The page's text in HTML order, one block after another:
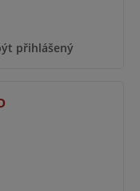
přihlášený